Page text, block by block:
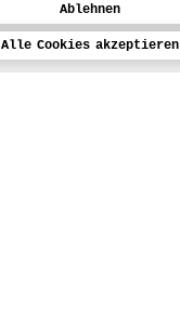
Ablehnen
Alle Cookies akzeptieren
Kalender